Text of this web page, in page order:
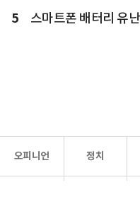
5 스마트폰 배터리 유
오피니언 정치